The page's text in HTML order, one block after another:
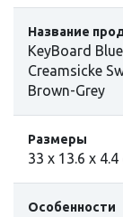
Название
KeyBoard
Creamsicke
Brown-Grey
Размеры
33 x 13.6 x 4.4
Особенности